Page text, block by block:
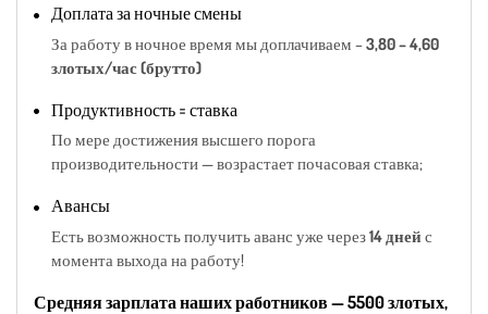
Доплата за ночные смены
За работу в ночное время мы доплачиваем –3,80 – 4,60
злотых/час (брутто)
Продуктивность = ставка
По мере достижения высшего порога
производительности — возрастает почасовая ставка;
Авансы
Есть возможность получить аванс уже через14 дней с
момента выхода на работу!
Средняя зарплата наших работников — 5500 злотых,